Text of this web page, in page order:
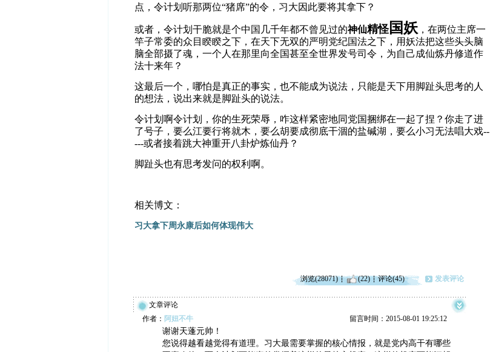
点，令计划听那两位“猪席”的令，习大因此要将其拿下？
或者，令计划干脆就是个中国几千年都不曾见过的神仙精怪国妖，在两位主席一
竿子常委的众目睽睽之下，在天下无双的严明党纪国法之下，用妖法把这些头头脑
脑全部摄了魂，一个人在那里向全国甚至全世界发号司令，为自己成仙炼丹修道作
法十来年？
这最后一个，哪怕是真正的事实，也不能成为说法，只能是天下用脚趾头思考的人
的想法，说出来就是脚趾头的说法。
令计划啊令计划，你的生死荣辱，咋这样紧密地同党国捆绑在一起了捏？你走了进
了号子，要么江要行将就木，要么胡要成彻底干涸的盐碱湖，要么小习无法唱大戏--
---或者接着跳大神重开八卦炉炼仙丹？
脚趾头也有思考发问的权利啊。
相关博文：
习大拿下周永康后如何体现伟大
浏览(28071) (22) 评论(45) 发表评论
文章评论
作者： 阿妞不牛 留言时间：2015-08-01 19:25:12
谢谢天蓬元帅！
您说得越看越觉得有道理。习大最需要掌握的核心情报，就是党内高干有哪些